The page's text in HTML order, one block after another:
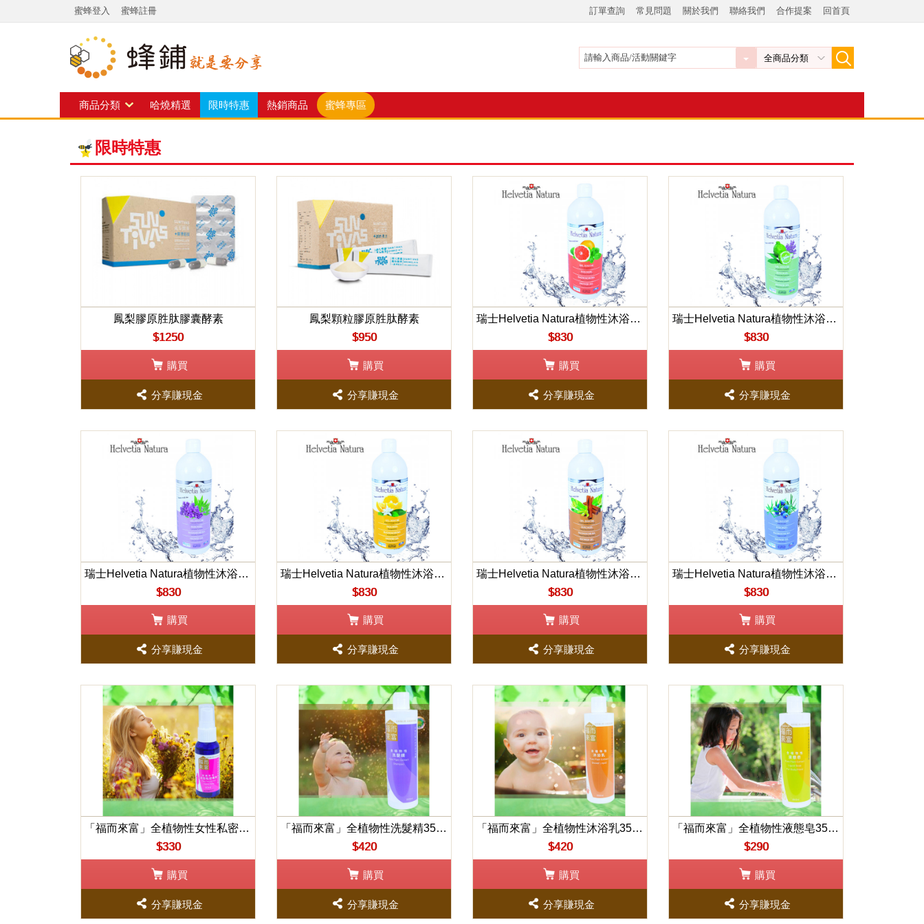
蜜蜂登入 蜜蜂註冊 訂單查詢 常見問題 關於我們 聯絡我們 合作提案 回首頁
商品分類 哈燒精選 限時特惠 熱銷商品 蜜蜂專區
限時特惠
鳳梨膠原胜肽膠囊酵素
$1250
購買
分享賺現金
鳳梨顆粒膠原胜肽酵素
$950
購買
分享賺現金
瑞士Helvetia Natura植物性沐浴凝露(羅勒&葡萄柚)1000ml
$830
購買
分享賺現金
瑞士Helvetia Natura植物性沐浴凝露(薰衣草&香檸檬)1000ml
$830
購買
分享賺現金
瑞士Helvetia Natura植物性沐浴凝露(薰衣草&馬鞭草)1000ml
$830
購買
分享賺現金
瑞士Helvetia Natura植物性沐浴凝露(橙花)1000ml
$830
購買
分享賺現金
瑞士Helvetia Natura植物性沐浴凝露(廣藿香&依蘭&肉桂)1000ml
$830
購買
分享賺現金
瑞士Helvetia Natura植物性沐浴凝露(歐洲刺柏)1000ml
$830
購買
分享賺現金
「福而來富」全植物性女性私密噴劑40ml
$330
購買
分享賺現金
「福而來富」全植物性洗髮精350ml
$420
購買
分享賺現金
「福而來富」全植物性沐浴乳350ml
$420
購買
分享賺現金
「福而來富」全植物性液態皂350ml
$290
購買
分享賺現金